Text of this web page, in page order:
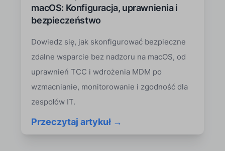
macOS: Konfiguracja, uprawnienia i
bezpieczeństwo
Dowiedz się, jak skonfigurować bezpieczne
zdalne wsparcie bez nadzoru na macOS, od
uprawnień TCC i wdrożenia MDM po
wzmacnianie, monitorowanie i zgodność dla
zespołów IT.
Przeczytaj artykuł →